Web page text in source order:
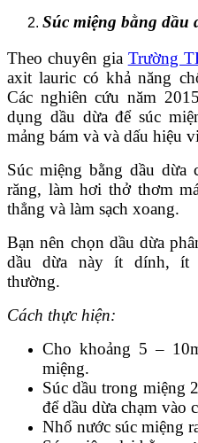
Súc miệng bằng dầu
Theo chuyên gia Trường
axit lauric có khả năng
Các nghiên cứu năm
dụng dầu dừa để súc
mảng bám và và dấu hiệu
Súc miệng bằng dầu dừa
răng, làm hơi thở thơm
thẳng và làm sạch xoang.
Bạn nên chọn dầu dừa
dầu dừa này ít dính, ít
thường.
Cách thực hiện:
Cho khoảng 5 –
miệng.
Súc dầu trong miệng
để dầu dừa chạm vào
Nhổ nước súc miệng